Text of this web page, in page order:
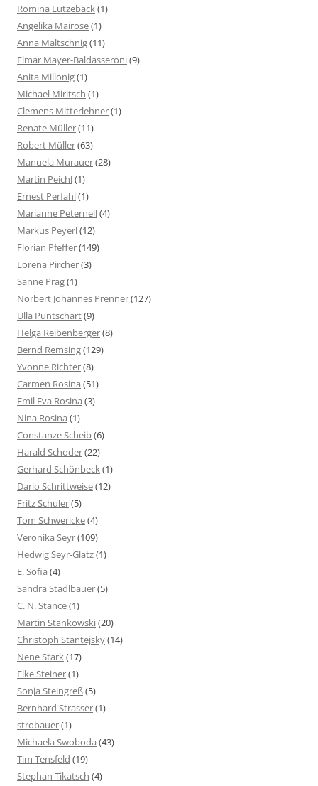
Romina Lutzebäck(1)
Angelika Mairose(1)
Anna Maltschnig(11)
Elmar Mayer-Baldasseroni(9)
Anita Millonig(1)
Michael Miritsch (1)
Clemens Mitterlehner(1)
Renate Müller(11)
Robert Müller(63)
Manuela Murauer(28)
Martin Peichl(1)
Ernest Perfahl(1)
Marianne Peternell(4)
Markus Peyerl(12)
Florian Pfeffer(149)
Lorena Pircher(3)
Sanne Prag(1)
Norbert Johannes Prenner(127)
Ulla Puntschart(9)
Helga Reibenberger(8)
Bernd Remsing(129)
Yvonne Richter(8)
Carmen Rosina (51)
Emil Eva Rosina (3)
Nina Rosina (1)
Constanze Scheib(6)
Harald Schoder(22)
Gerhard Schönbeck(1)
Dario Schrittweise(12)
Fritz Schuler(5)
Tom Schwericke(4)
Veronika Seyr(109)
Hedwig Seyr-Glatz(1)
E. Sofia (4)
Sandra Stadlbauer(5)
C. N. Stance(1)
Martin Stankowski(20)
Christoph Stantejsky(14)
Nene Stark(17)
Elke Steiner(1)
Sonja Steingreß(5)
Bernhard Strasser(1)
strobauer(1)
Michaela Swoboda (43)
Tim Tensfeld (19)
Stephan Tikatsch (4)